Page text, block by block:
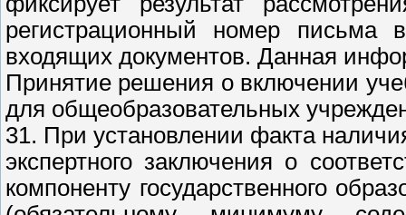
регистрационный номер письма
входящих документов. Данная
Принятие решения о включении
для общеобразовательных
31. При установлении факта
экспертного заключения о
компоненту государственного